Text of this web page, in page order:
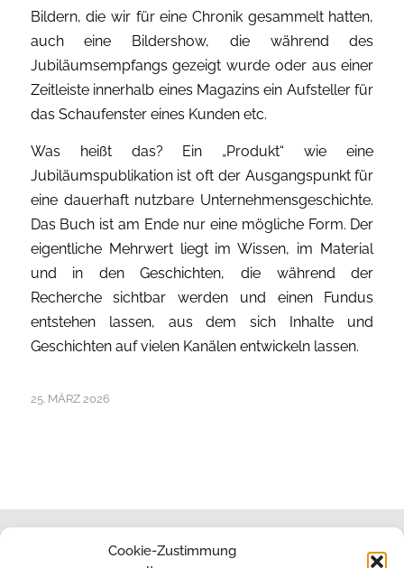
Cookie-Zustimmung
Bildern, die wir für eine Chronik gesammelt hatten,
auch eine Bildershow, die während des
Jubiläumsempfangs gezeigt wurde oder aus einer
Zeitleiste innerhalb eines Magazins ein Aufsteller für
das Schaufenster eines Kunden etc.
Was heißt das? Ein „Produkt“ wie eine
Jubiläumspublikation ist oft der Ausgangspunkt für
eine dauerhaft nutzbare Unternehmensgeschichte.
Das Buch ist am Ende nur eine mögliche Form. Der
eigentliche Mehrwert liegt im Wissen, im Material
und in den Geschichten, die während der
Recherche sichtbar werden und einen Fundus
entstehen lassen, aus dem sich Inhalte und
Geschichten auf vielen Kanälen entwickeln lassen.
25. MÄRZ 2026